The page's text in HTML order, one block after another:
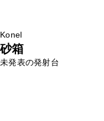
Konel
砂箱
未発表の発射台